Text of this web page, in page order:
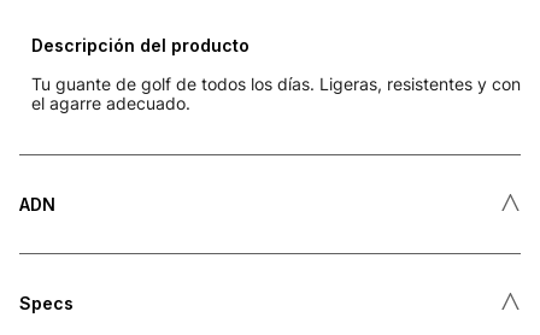
Descripción del producto
Tu guante de golf de todos los días. Ligeras, resistentes y con
el agarre adecuado.
ADN ˄
Specs ˄